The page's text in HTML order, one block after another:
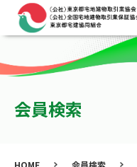
会員検索
HOME 会員検索